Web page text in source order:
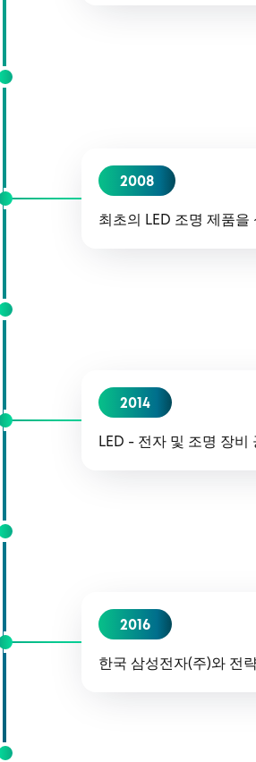
2008
최초의 LED 조명 제품
2014
LED - 전자 및 조명 장비
2016
한국 삼성전자(주)와 전